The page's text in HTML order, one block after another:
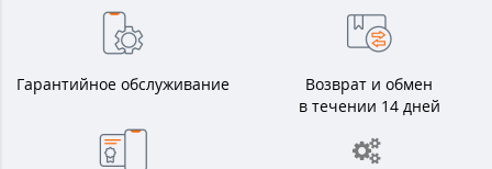
Гарантийное обслуживание
Возврат и обмен
в течении 14 дней